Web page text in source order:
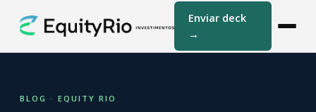
Enviar deck
→
BLOG · EQUITY RIO